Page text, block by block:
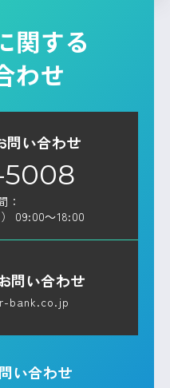
関する
わせ
問い合わせ
5008
：
09:00～18:00
問い合わせ
bank.co.jp
い合わせ